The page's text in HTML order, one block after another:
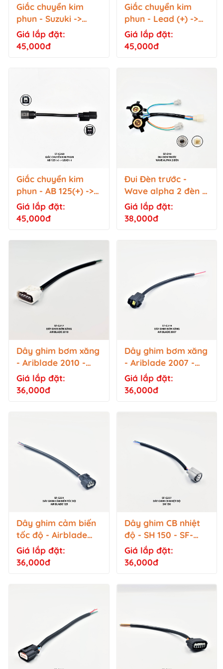
Giắc chuyển kim
phun - Suzuki ->
Winner - SF-G256
Giá lắp đặt:
45,000đ
Giắc chuyển kim
phun - Lead (+) ->
AB 125 (-) - SF-G259
Giá lắp đặt:
45,000đ
Giắc chuyển kim
phun - AB 125(+) ->
Lead (-) - SF-G260
Giá lắp đặt:
45,000đ
Đui Đèn trước -
Wave alpha 2 đèn -
SF-D10
Giá lắp đặt:
38,000đ
Dây ghim bơm xăng
- Ariblade 2010 -
SF-G217
Giá lắp đặt:
36,000đ
Dây ghim bơm xăng
- Ariblade 2007 -
SF-G219
Giá lắp đặt:
36,000đ
Dây ghim cảm biến
tốc độ - Airblade
125 - SF-G221
Giá lắp đặt:
36,000đ
Dây ghim CB nhiệt
độ - SH 150 - SF-
G237
Giá lắp đặt:
36,000đ